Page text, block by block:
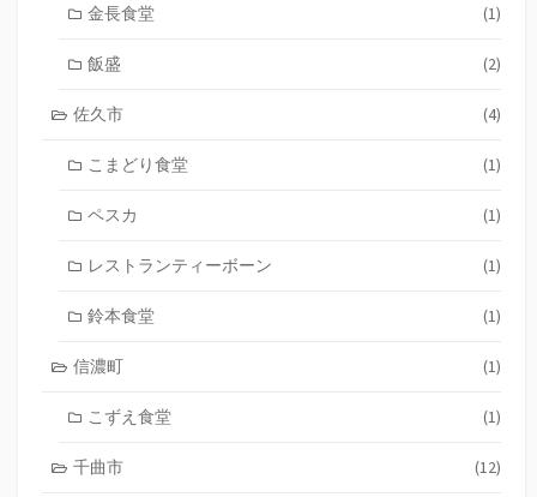
金長食堂 (1)
飯盛 (2)
佐久市 (4)
こまどり食堂 (1)
ペスカ (1)
レストランティーボーン (1)
鈴本食堂 (1)
信濃町 (1)
こずえ食堂 (1)
千曲市 (12)